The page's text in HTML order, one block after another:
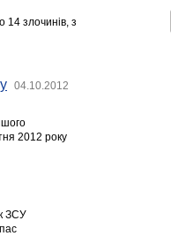
14 злочинів, з
04.10.2012
2012 року
ЗСУ